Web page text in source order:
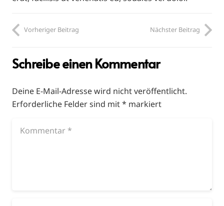
Vorheriger Beitrag Nächster Beitrag
Schreibe einen Kommentar
Deine E-Mail-Adresse wird nicht veröffentlicht.
Erforderliche Felder sind mit* markiert